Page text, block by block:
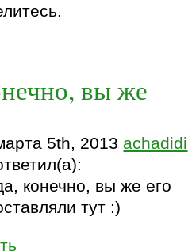
вы же
5th, 2013 achadidi
конечно, вы же его
тут :)